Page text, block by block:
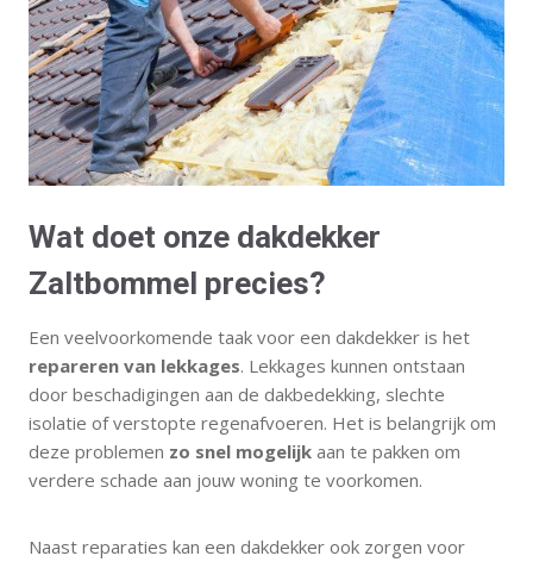
Wat doet onze dakdekker
Zaltbommel precies?
Een veelvoorkomende taak voor een dakdekker is het
repareren van lekkages. Lekkages kunnen ontstaan
door beschadigingen aan de dakbedekking, slechte
isolatie of verstopte regenafvoeren. Het is belangrijk om
deze problemen zo snel mogelijk aan te pakken om
verdere schade aan jouw woning te voorkomen.
Naast reparaties kan een dakdekker ook zorgen voor